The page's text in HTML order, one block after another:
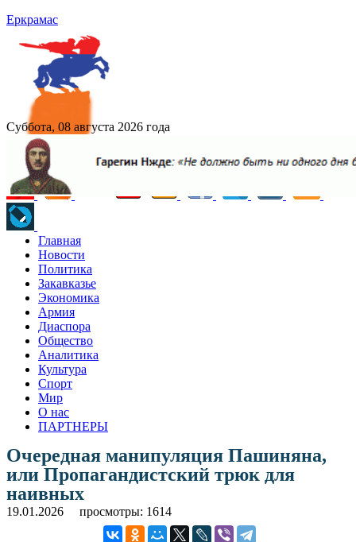
Еркрамас
Суббота, 08 августа 2026 года
Главная
Новости
Политика
Закавказье
Экономика
Армия
Диаспора
Общество
Аналитика
Культура
Спорт
Мир
О нас
ПАРТНЕРЫ
Очередная манипуляция Пашиняна,
или Пропагандистский трюк для
наивных
19.01.2026 просмотры: 1614